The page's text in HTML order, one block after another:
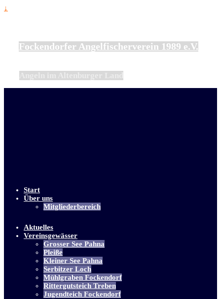
↓
Fockendorfer Angelfischerverein 1989 e.V.
Start
Über uns
Mitgliederbereich
Aktuelles
Vereinsgewässer
Grosser See Pahna
Pleiße
Kleiner See Pahna
Serbitzer Loch
Mühlgraben Fockendorf
Rittergutsteich Treben
Jugendteich Fockendorf